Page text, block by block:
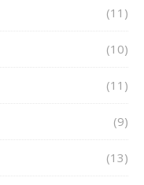
(11)
(10)
(11)
(9)
(13)